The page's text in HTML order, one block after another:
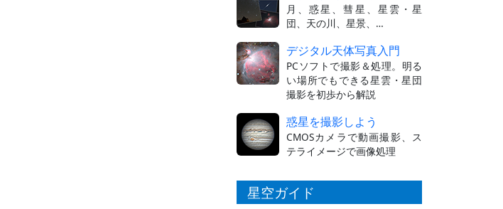
月、惑星、彗星、星雲・星
団、天の川、星景、…
デジタル天体写真入門
PCソフトで撮影＆処理。明る
い場所でもできる星雲・星団
撮影を初歩から解説
惑星を撮影しよう
CMOSカメラで動画撮影、ス
テライメージで画像処理
星空ガイド